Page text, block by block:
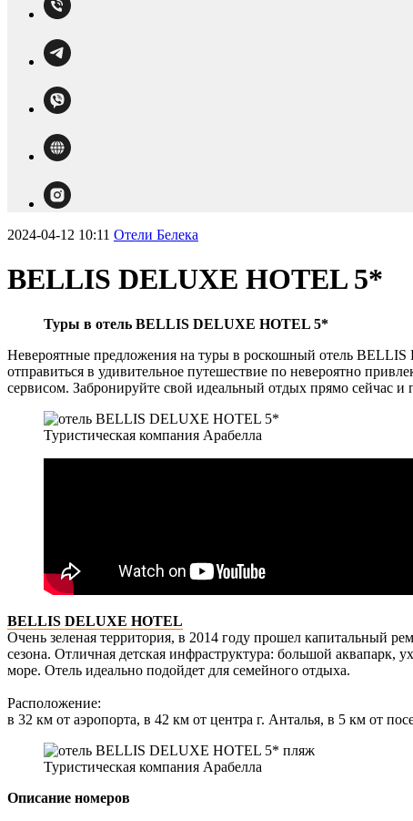
2024-04-12 10:11 Отели Белека
BELLIS DELUXE HOTEL 5*
Туры в отель BELLIS DELUXE HOTEL 5*
Невероятные предложения на туры в роскошный отель
отправиться в удивительное путешествие по невероятно
сервисом. Забронируйте свой идеальный отдых прямо сейчас
Туристическая компания Арабелла
BELLIS DELUXE HOTEL
Очень зеленая территория, в 2014 году прошел капитальный
сезона. Отличная детская инфраструктура: большой
море. Отель идеально подойдет для семейного отдыха.
Расположение:
в 32 км от аэропорта, в 42 км от центра г. Анталья, в 5 км от
Туристическая компания Арабелла
Описание номеров